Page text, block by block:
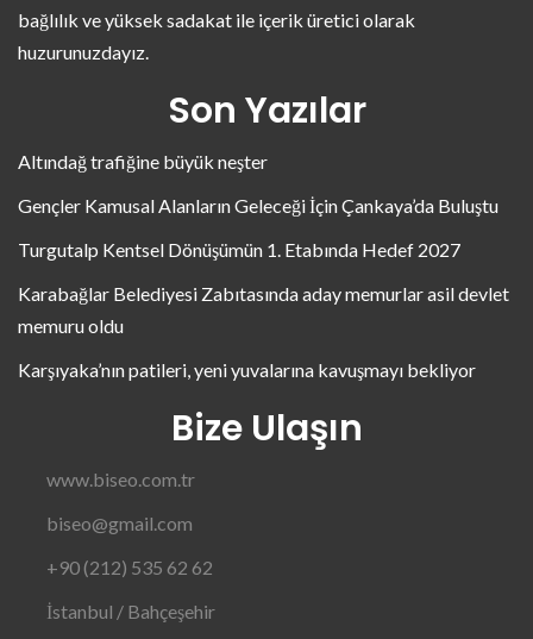
bağlılık ve yüksek sadakat ile içerik üretici olarak
huzurunuzdayız.
Son Yazılar
Altındağ trafiğine büyük neşter
Gençler Kamusal Alanların Geleceği İçin Çankaya’da Buluştu
Turgutalp Kentsel Dönüşümün 1. Etabında Hedef 2027
Karabağlar Belediyesi Zabıtasında aday memurlar asil devlet
memuru oldu
Karşıyaka’nın patileri, yeni yuvalarına kavuşmayı bekliyor
Bize Ulaşın
www.biseo.com.tr
biseo@gmail.com
+90 (212) 535 62 62
İstanbul / Bahçeşehir